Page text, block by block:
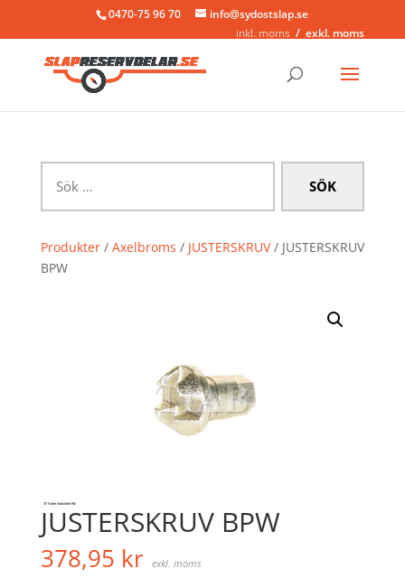
0470-75 96 70
info@sydostslap.se
inkl. moms
exkl. moms
efter:
Produkter/ Axelbroms / JUSTERSKRUV/ JUSTERSKRUV
BPW
JUSTERSKRUV BPW
378,95 kr exkl. moms